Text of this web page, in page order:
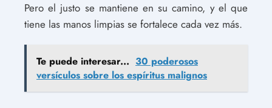
Pero el justo se mantiene en su camino, y el que
tiene las manos limpias se fortalece cada vez más.
Te puede interesar... 30 poderosos
versículos sobre los espíritus malignos